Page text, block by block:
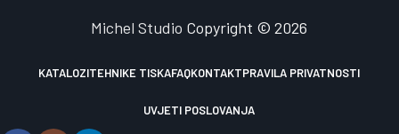
Michel Studio Copyright © 2026
KATALOZITEHNIKE TISKAFAQKONTAKTPRAVILA PRIVATNOSTI
UVJETI POSLOVANJA